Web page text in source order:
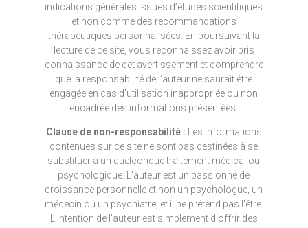
indications générales issues d’études scientifiques
et non comme des recommandations
thérapeutiques personnalisées. En poursuivant la
lecture de ce site, vous reconnaissez avoir pris
connaissance de cet avertissement et comprendre
que la responsabilité de l’auteur ne saurait être
engagée en cas d’utilisation inappropriée ou non
encadrée des informations présentées.
Clause de non-responsabilité : Les informations
contenues sur ce site ne sont pas destinées à se
substituer à un quelconque traitement médical ou
psychologique. L'auteur est un passionné de
croissance personnelle et non un psychologue, un
médecin ou un psychiatre, et il ne prétend pas l'être.
L'intention de l'auteur est simplement d'offrir des